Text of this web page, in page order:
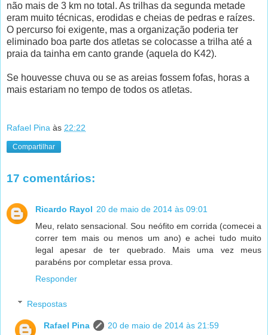
não mais de 3 km no total. As trilhas da segunda metade
eram muito técnicas, erodidas e cheias de pedras e raízes.
O percurso foi exigente, mas a organização poderia ter
eliminado boa parte dos atletas se colocasse a trilha até a
praia da tainha em canto grande (aquela do K42).
Se houvesse chuva ou se as areias fossem fofas, horas a
mais estariam no tempo de todos os atletas.
Rafael Pina às 22:22
Compartilhar
17 comentários:
Ricardo Rayol 20 de maio de 2014 às 09:01
Meu, relato sensacional. Sou neófito em corrida (comecei a
correr tem mais ou menos um ano) e achei tudo muito
legal apesar de ter quebrado. Mais uma vez meus
parabéns por completar essa prova.
Responder
Respostas
Rafael Pina
20 de maio de 2014 às 21:59